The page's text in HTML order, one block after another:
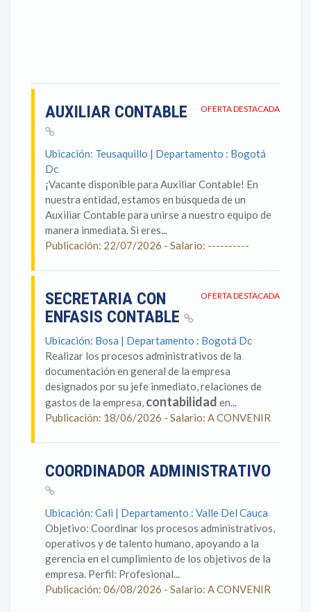
OFERTA DESTACADA
AUXILIAR CONTABLE
Ubicación: Teusaquillo | Departamento : Bogotá
Dc
¡Vacante disponible para Auxiliar Contable! En
nuestra entidad, estamos en búsqueda de un
Auxiliar Contable para unirse a nuestro equipo de
manera inmediata. Si eres...
Publicación: 22/07/2026 - Salario: ----------
OFERTA DESTACADA
SECRETARIA CON
ENFASIS CONTABLE
Ubicación: Bosa | Departamento : Bogotá Dc
Realizar los procesos administrativos de la
documentación en general de la empresa
designados por su jefe inmediato, relaciones de
gastos de la empresa, contabilidad en...
Publicación: 18/06/2026 - Salario: A CONVENIR
COORDINADOR ADMINISTRATIVO
Ubicación: Cali | Departamento : Valle Del Cauca
Objetivo: Coordinar los procesos administrativos,
operativos y de talento humano, apoyando a la
gerencia en el cumplimiento de los objetivos de la
empresa. Perfil: Profesional...
Publicación: 06/08/2026 - Salario: A CONVENIR